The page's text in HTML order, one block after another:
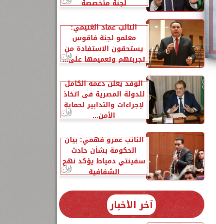
لجنة متخصصة
النائب عماد الغنيمي:
معلمو لجنة فاقوس
يستحقون الاستفادة من
تجربتهم وتعميمها على...
الوفد يعلن دعمه الكامل
للدولة المصرية فى اتخاذ
لإجراءات والتدابير لحماية
الأمن...
النائب عمرو فهمي: بيان
الحكومة بشأن حادث
سفينتي دمياط يؤكد نهج
الشفافية
آخر الأخبار